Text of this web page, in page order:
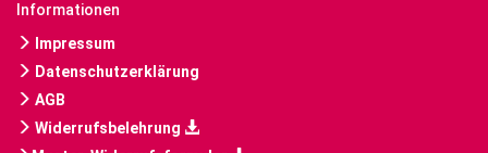
Informationen
Impressum
Datenschutzerklärung
AGB
Widerrufsbelehrung